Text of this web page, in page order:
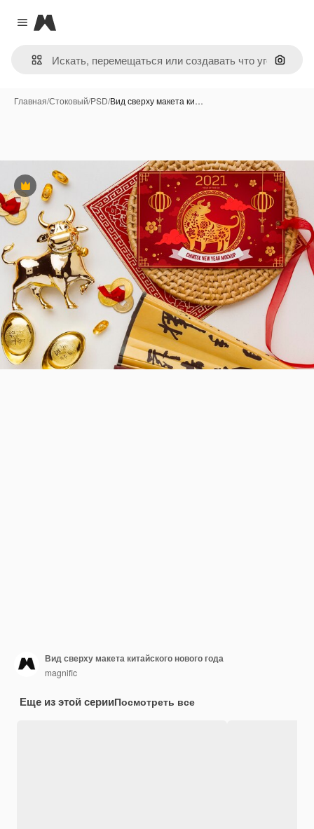
Close menu
Magnific
Поиск
Главная/Стоковый/PSD/Вид сверху макета ки…
Премиум
Вид сверху макета китайского нового года
magnific
Еще из этой серииПосмотреть все